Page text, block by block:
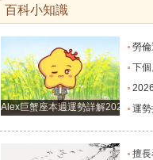
百科小知識
Alex巨蟹座本週運勢詳解
勞倫週運｜
下個月福氣滿滿，桃花
2026下半年
運勢搶先看
擅長看破人心